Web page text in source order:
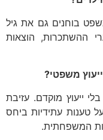
בוחנים גם את גיל
ההשתכרות, הוצאות
משפטי?
ייעוץ מוקדם. עזיבת
טענות עתידיות ביחס
המשפחתית.